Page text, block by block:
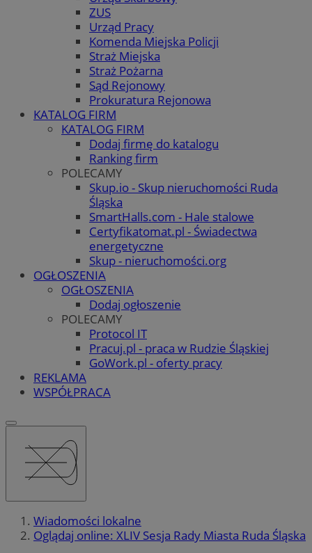
ZUS
Urząd Pracy
Komenda Miejska Policji
Straż Miejska
Straż Pożarna
Sąd Rejonowy
Prokuratura Rejonowa
KATALOG FIRM
KATALOG FIRM
Dodaj firmę do katalogu
Ranking firm
POLECAMY
Skup.io - Skup nieruchomości Ruda
Śląska
SmartHalls.com - Hale stalowe
Certyfikatomat.pl - Świadectwa
energetyczne
Skup - nieruchomości.org
OGŁOSZENIA
OGŁOSZENIA
Dodaj ogłoszenie
POLECAMY
Protocol IT
Pracuj.pl - praca w Rudzie Śląskiej
GoWork.pl - oferty pracy
REKLAMA
WSPÓŁPRACA
Wiadomości lokalne
Oglądaj online: XLIV Sesja Rady Miasta Ruda Śląska